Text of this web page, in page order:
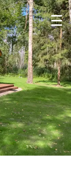
☰